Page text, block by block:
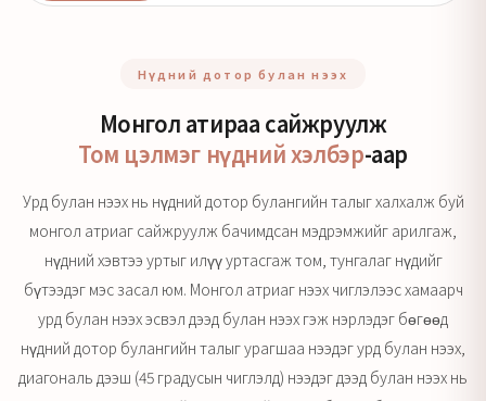
Нүдний дотор булан нээх
Монгол атираа сайжруулж
Том цэлмэг нүдний хэлбэр-аар
Урд булан нээх нь нүдний дотор булангийн талыг халхалж буй
монгол атриаг сайжруулж бачимдсан мэдрэмжийг арилгаж,
нүдний хэвтээ уртыг илүү уртасгаж том, тунгалаг нүдийг
бүтээдэг мэс засал юм. Монгол атриаг нээх чиглэлээс хамаарч
урд булан нээх эсвэл дээд булан нээх гэж нэрлэдэг бөгөөд
нүдний дотор булангийн талыг урагшаа нээдэг урд булан нээх,
диагональ дээш (45 градусын чиглэлд) нээдэг дээд булан нээх нь